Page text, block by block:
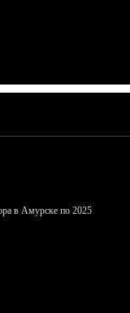
в Амурске по 2025